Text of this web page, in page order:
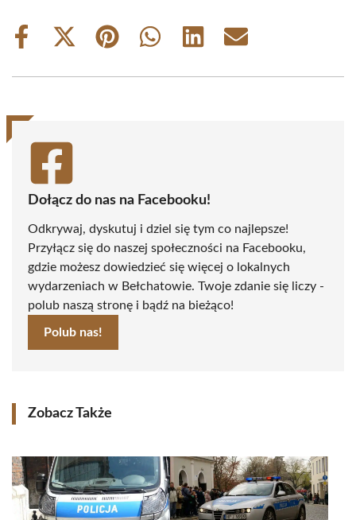
Share
Share
(Twitter)
Share
Share
Share
Share
Dołącz do nas na Facebooku!
Odkrywaj, dyskutuj i dziel się tym co najlepsze!
Przyłącz się do naszej społeczności na Facebooku,
gdzie możesz dowiedzieć się więcej o lokalnych
wydarzeniach w Bełchatowie. Twoje zdanie się liczy -
polub naszą stronę i bądź na bieżąco!
Polub nas!
Zobacz Także